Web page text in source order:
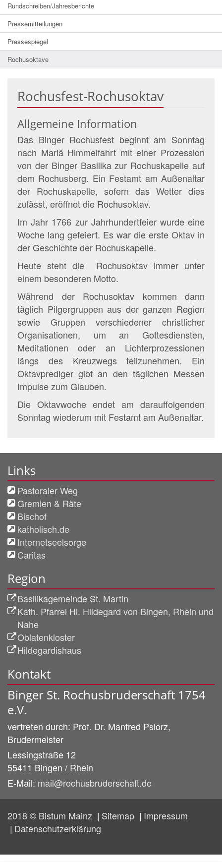
Rundschreiben/Jahresberichte
Pressemitteilungen
Pressespiegel
Rochusoktave
Rochusfest-Rochusoktav
Allgemeine Information
Das Binger Rochusfest beginnt am Sonntag
nach Mariä Himmelfahrt mit einer Prozession
von der Binger Basilika zur Rochuskapelle auf
dem Rochusberg. Ein Festamt am Außenaltar
der Rochuskapelle, sofern das Wetter dies
zulässt, eröffnet die Rochusoktav.
Im Jahr 1766 zur Jahrhundertfeier wurde eine
Woche lang gefeiert. Es war die erste Oktav in
der Geschichte der Rochuskapelle.
Heute steht die Rochusoktav immer unter
einem besonderen Motto.
Während der Rochusoktav kommen dann
täglich Pilgergruppen aus der ganzen Region
sowie Gruppen verschiedener christlicher
Organisationen, um an Gottesdiensten,
Meditationen oder an Lichterprozessionen
längs des Kreuzwegs teilzunehmen. Ein
Oktavprediger gibt an den täglichen Messen
Impulse zum Glauben.
Die Oktavwoche endet am darauffolgenden
Sonntag wiederum mit Festamt am Außenaltar.
Links
Pastoraler Weg
Gremien & Räte
Bischof
katholisch.de
Internetseelsorge
Caritas
Region
Basilikagemeinde St. Martin
Kath. Pfarrei Hl. Hildegard von Bingen, Rhein und
Nahe
Oblatenkloster
Hildegardishaus
Kontakt
Binger St. Rochusbruderschaft 1754
e.V.
vertreten durch: Prof. Dr. Manfred Psiorz,
Brudermeister
Lessingstraße 12
55411 Bingen / Rhein
E-Mail: mail@rochusbruderschaft.de
2018 © Bistum Mainz Sitemap
Impressum
Datenschutzerklärung